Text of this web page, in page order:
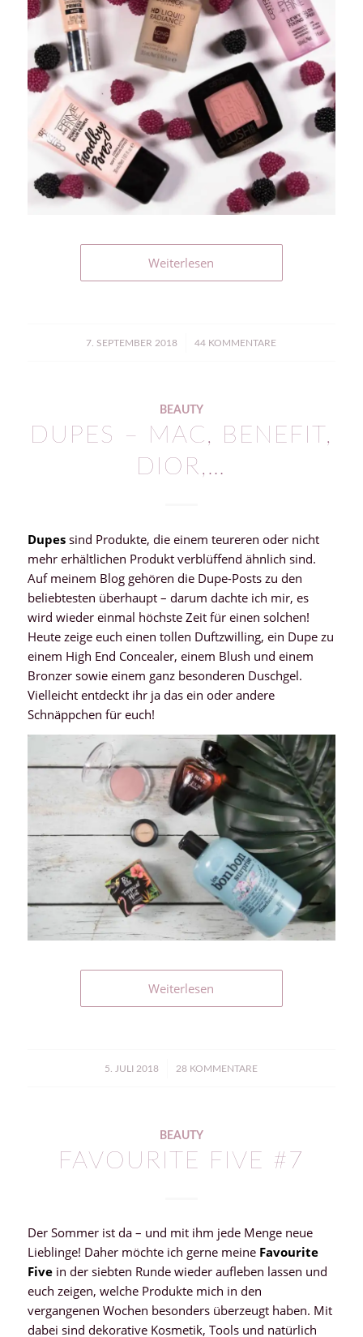
Weiterlesen
7. SEPTEMBER 2018
/ 44 KOMMENTARE
BEAUTY
DUPES – MAC, BENEFIT,
DIOR,…
Dupessind Produkte, die einem teureren oder nicht
mehr erhältlichen Produkt verblüffend ähnlich sind.
Auf meinem Blog gehören die Dupe-Posts zu den
beliebtesten überhaupt – darum dachte ich mir, es
wird wieder einmal höchste Zeit für einen solchen!
Heute zeige euch einen tollen Duftzwilling, ein Dupe zu
einem High End Concealer, einem Blush und einem
Bronzer sowie einem ganz besonderen Duschgel.
Vielleicht entdeckt ihr ja das ein oder andere
Schnäppchen für euch!
Weiterlesen
5. JULI 2018
/ 28 KOMMENTARE
BEAUTY
FAVOURITE FIVE #7
Der Sommer ist da – und mit ihm jede Menge neue
Lieblinge! Daher möchte ich gerne meineFavourite
Fivein der siebten Runde wieder aufleben lassen und
euch zeigen, welche Produkte mich in den
vergangenen Wochen besonders überzeugt haben. Mit
dabei sind dekorative Kosmetik, Tools und natürlich